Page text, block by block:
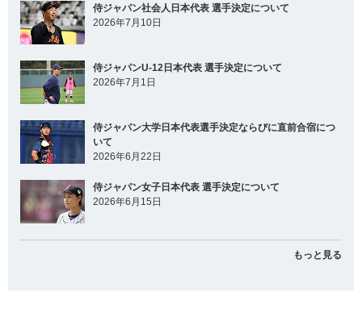
侍ジャパン社会人日本代表 選手決定について
2026年7月10日
侍ジャパンU-12日本代表 選手決定について
2026年7月1日
侍ジャパン大学日本代表選手決定ならびに直前合宿につ
いて
2026年6月22日
侍ジャパン女子日本代表 選手決定について
2026年6月15日
もっと見る